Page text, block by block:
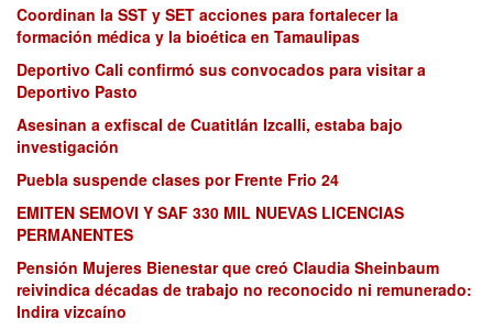
Coordinan la SST y SET acciones para fortalecer la
formación médica y la bioética en Tamaulipas
Deportivo Cali confirmó sus convocados para visitar a
Deportivo Pasto
Asesinan a exfiscal de Cuatitlán Izcalli, estaba bajo
investigación
Puebla suspende clases por Frente Frio 24
EMITEN SEMOVI Y SAF 330 MIL NUEVAS LICENCIAS
PERMANENTES
Pensión Mujeres Bienestar que creó Claudia Sheinbaum
reivindica décadas de trabajo no reconocido ni remunerado:
Indira vizcaíno